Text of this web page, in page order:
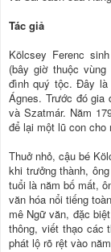
Tác giả
Kölcsey Ferenc
(bây giờ thuộc
đình quý tộc. Đây là
Ágnes. Trước đó
và Szatmár. Năm
để lại một lũ con cho
Thuở nhỏ, cậu bé
khi trưởng thành,
tuổi là năm bố mất,
văn hóa nổi tiếng
mê Ngữ văn, đặc
thông, viết thạo các
phát lộ rõ rệt vào